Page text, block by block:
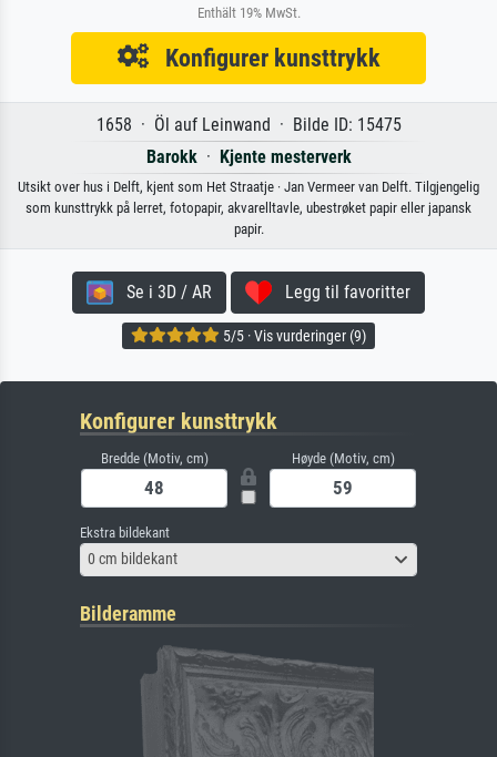
Enthält 19% MwSt.
Konfigurer kunsttrykk
1658 · Öl auf Leinwand · Bilde ID: 15475
Barokk· Kjente mesterverk
Utsikt over hus i Delft, kjent som Het Straatje · Jan Vermeer van Delft. Tilgjengelig
som kunsttrykk på lerret, fotopapir, akvarelltavle, ubestrøket papir eller japansk
papir.
Se i 3D / AR Legg til favoritter
5/5 · Vis vurderinger (9)
Konfigurer kunsttrykk
Bredde (Motiv, cm) Høyde (Motiv, cm)
Ekstra bildekant
0 cm bildekant
Bilderamme